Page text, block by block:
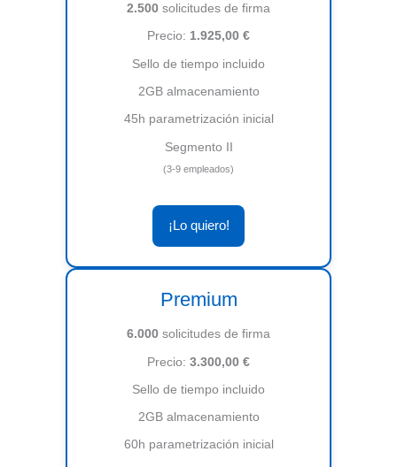
2.500 solicitudes de firma
Precio: 1.925,00 €
Sello de tiempo incluido
2GB almacenamiento
45h parametrización inicial
Segmento II
(3-9 empleados)
¡Lo quiero!
Premium
6.000 solicitudes de firma
Precio: 3.300,00 €
Sello de tiempo incluido
2GB almacenamiento
60h parametrización inicial